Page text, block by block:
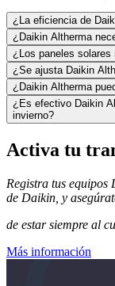
¿La eficiencia de
¿Daikin Altherma
¿Los paneles
¿Se ajusta Daikin
¿Daikin Altherma
¿Es efectivo Daikin
invierno?
Activa tu
Registra tus equipos
de Daikin, y
de estar siempre al
Más información